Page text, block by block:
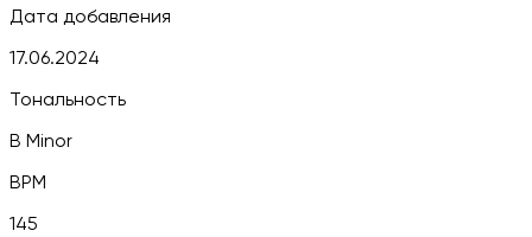
Дата добавления
17.06.2024
Тональность
B Minor
BPM
145